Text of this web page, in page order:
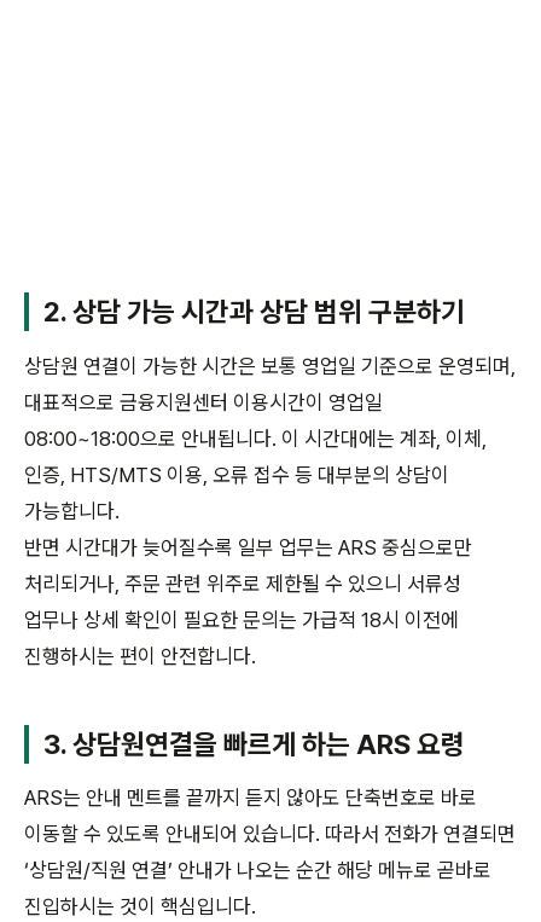
2. 상담 가능 시간과 상담 범위 구분하기
상담원 연결이 가능한 시간은 보통 영업일 기준으로 운영되며,
대표적으로 금융지원센터 이용시간이 영업일
08:00~18:00으로 안내됩니다. 이 시간대에는 계좌, 이체,
인증, HTS/MTS 이용, 오류 접수 등 대부분의 상담이
가능합니다.
반면 시간대가 늦어질수록 일부 업무는 ARS 중심으로만
처리되거나, 주문 관련 위주로 제한될 수 있으니 서류성
업무나 상세 확인이 필요한 문의는 가급적 18시 이전에
진행하시는 편이 안전합니다.
3. 상담원연결을 빠르게 하는 ARS 요령
ARS는 안내 멘트를 끝까지 듣지 않아도 단축번호로 바로
이동할 수 있도록 안내되어 있습니다. 따라서 전화가 연결되면
‘상담원/직원 연결’ 안내가 나오는 순간 해당 메뉴로 곧바로
진입하시는 것이 핵심입니다.